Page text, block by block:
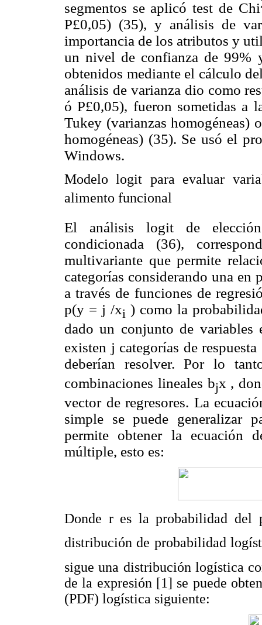
segmentos se aplicó test de Chi
P£0,05) (35), y análisis de
importancia de los atributos y
un nivel de confianza de 99%
obtenidos mediante el cálculo
análisis de varianza dio como
ó P£0,05), fueron sometidas a
Tukey (varianzas homogéneas)
homogéneas) (35). Se usó el
Windows.
Modelo logit para evaluar
alimento funcional
El análisis logit de
condicionada (36),
multivariante que permite
categorías considerando una en
a través de funciones de
p(y = j /xi ) como la
dado un conjunto de variables
existen j categorías de
deberían resolver. Por lo
combinaciones lineales bjx ,
vector de regresores. La
simple se puede generalizar
permite obtener la ecuación
múltiple, esto es:
Donde res la probabilidad del
distribución de probabilidad
sigue una distribución logística
de la expresión [1] se puede
(PDF) logística siguiente: